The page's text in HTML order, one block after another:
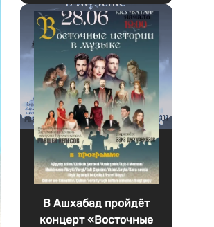
В Ашхабад пройдёт
концерт «Восточные